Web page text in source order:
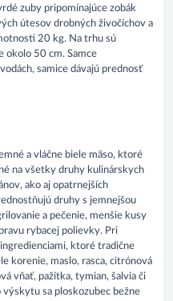
zuby pripomínajúce zobák
útesov drobných živočíchov a
20 kg. Na trhu sú
okolo 50 cm. Samce
samice dávajú prednosť
a vláčne biele mäso, ktoré
na všetky druhy kulinárskych
ako aj opatrnejších
druhy s jemnejšou
a pečenie, menšie kusy
rybacej polievky. Pri
ktoré tradične
korenie, maslo, rasca, citrónová
vňať, pažítka, tymian, šalvia či
sa ploskozubec bežne